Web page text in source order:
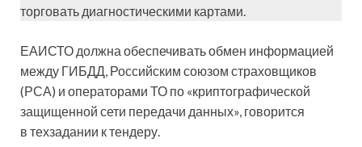
торговать диагностическими картами.
ЕАИСТО должна обеспечивать обмен информацией
между ГИБДД, Российским союзом страховщиков
(РСА) и операторами ТО по «криптографической
защищенной сети передачи данных», говорится
в техзадании к тендеру.